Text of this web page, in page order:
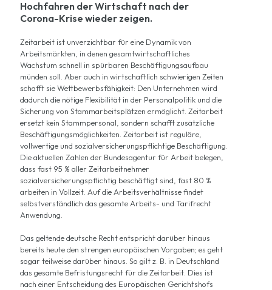
Hochfahren der Wirtschaft nach der
Corona-Krise wieder zeigen.
Zeitarbeit ist unverzichtbar für eine Dynamik von
Arbeitsmärkten, in denen gesamtwirtschaftliches
Wachstum schnell in spürbaren Beschäftigungsaufbau
münden soll. Aber auch in wirtschaftlich schwierigen Zeiten
schafft sie Wettbewerbsfähigkeit: Den Unternehmen wird
dadurch die nötige Flexibilität in der Personalpolitik und die
Sicherung von Stammarbeitsplätzen ermöglicht. Zeitarbeit
ersetzt kein Stammpersonal, sondern schafft zusätzliche
Beschäftigungsmöglichkeiten. Zeitarbeit ist reguläre,
vollwertige und sozialversicherungspflichtige Beschäftigung.
Die aktuellen Zahlen der Bundesagentur für Arbeit belegen,
dass fast 95 % aller Zeitarbeitnehmer
sozialversicherungspflichtig beschäftigt sind, fast 80 %
arbeiten in Vollzeit. Auf die Arbeitsverhältnisse findet
selbstverständlich das gesamte Arbeits- und Tarifrecht
Anwendung.
Das geltende deutsche Recht entspricht darüber hinaus
bereits heute den strengen europäischen Vorgaben; es geht
sogar teilweise darüber hinaus. So gilt z. B. in Deutschland
das gesamte Befristungsrecht für die Zeitarbeit. Dies ist
nach einer Entscheidung des Europäischen Gerichtshofs